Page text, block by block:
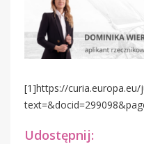
[1]https://
Udostępnij: